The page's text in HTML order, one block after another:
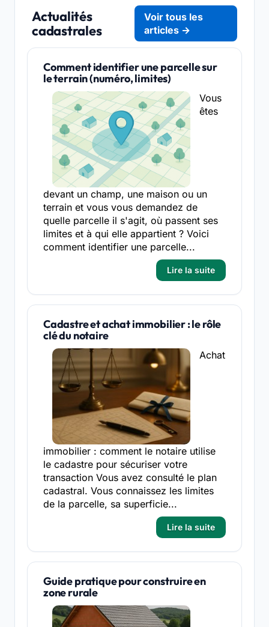
Actualités
cadastrales
Voir tous les
articles →
Comment identifier une parcelle sur
le terrain (numéro, limites)
Vous
êtes
devant un champ, une maison ou un
terrain et vous vous demandez de
quelle parcelle il s'agit, où passent ses
limites et à qui elle appartient ? Voici
comment identifier une parcelle...
Lire la suite
Cadastre et achat immobilier : le rôle
clé du notaire
Achat
immobilier : comment le notaire utilise
le cadastre pour sécuriser votre
transaction Vous avez consulté le plan
cadastral. Vous connaissez les limites
de la parcelle, sa superficie...
Lire la suite
Guide pratique pour construire en
zone rurale